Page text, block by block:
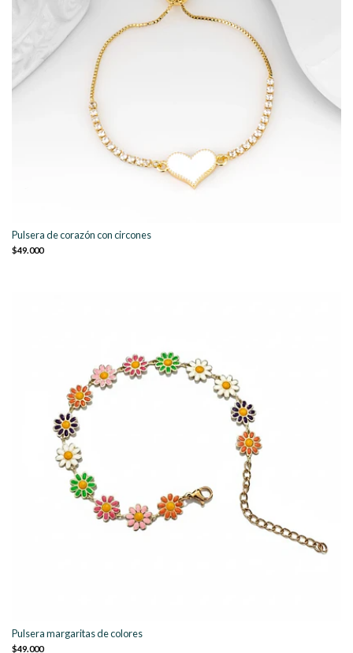
Pulsera de corazón con circones
$49.000
Pulsera margaritas de colores
$49.000